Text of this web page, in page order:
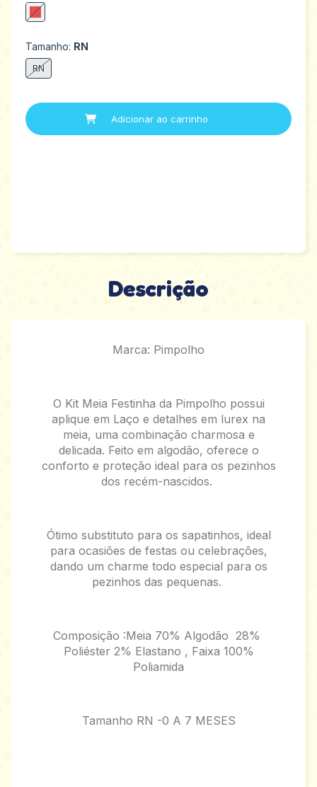
Tamanho: RN
RN
Descrição
Marca: Pimpolho
O Kit Meia Festinha da Pimpolho possui
aplique em Laço e detalhes em lurex na
meia, uma combinação charmosa e
delicada. Feito em algodão, oferece o
conforto e proteção ideal para os pezinhos
dos recém-nascidos.
Ótimo substituto para os sapatinhos, ideal
para ocasiões de festas ou celebrações,
dando um charme todo especial para os
pezinhos das pequenas.
Composição :Meia 70% Algodão 28%
Poliéster 2% Elastano , Faixa 100%
Poliamida
Tamanho RN -0 A 7 MESES